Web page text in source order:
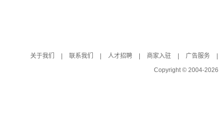
关于我们
联系我们 人才招聘 商家入驻 广告服务
Copyright © 2004-2026